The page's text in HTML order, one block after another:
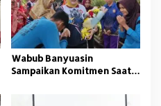
Wabub Banyuasin
Sampaikan Komitmen Saat
Nasional